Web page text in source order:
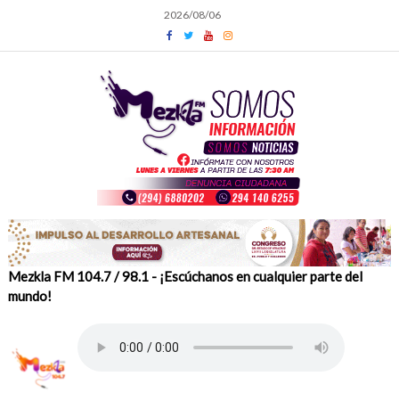
content
2026/08/06
Mezkla FM 104.7 / 98.1 - ¡Escúchanos en cualquier parte del
mundo!